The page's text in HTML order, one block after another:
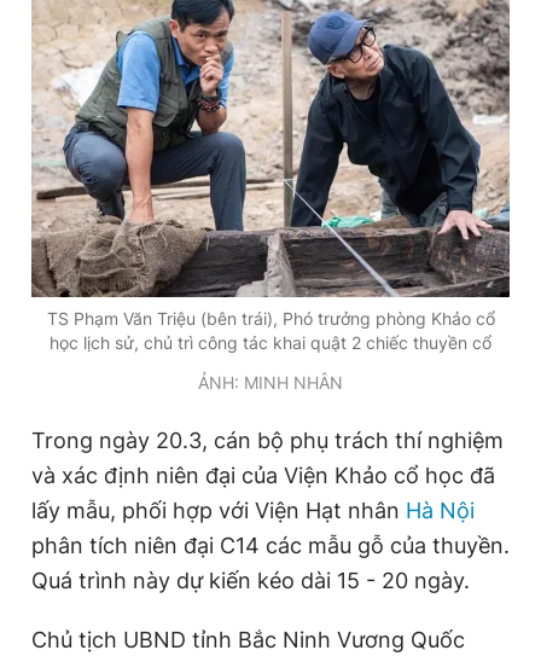
TS Phạm Văn Triệu (bên trái), Phó trưởng phòng Khảo cổ
học lịch sử, chủ trì công tác khai quật 2 chiếc thuyền cổ
ẢNH: MINH NHÂN
Trong ngày 20.3, cán bộ phụ trách thí nghiệm
và xác định niên đại của Viện Khảo cổ học đã
lấy mẫu, phối hợp với Viện Hạt nhân Hà Nội
phân tích niên đại C14 các mẫu gỗ của thuyền.
Quá trình này dự kiến kéo dài 15 - 20 ngày.
Chủ tịch UBND tỉnh Bắc Ninh Vương Quốc